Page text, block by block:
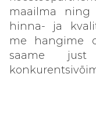
maailma
hinna- ja
me hangime
saame